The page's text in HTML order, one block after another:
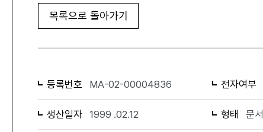
목록으로 돌아가기
등록번호 MA-02-00004836 전자여부
생산일자 1999 .02.12 형태 문서